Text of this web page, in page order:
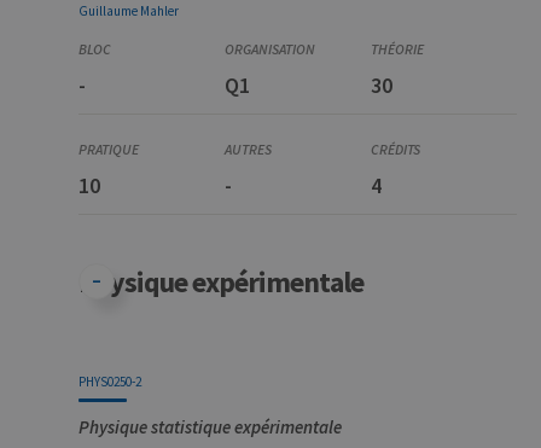
Guillaume Mahler
- Q1 30
10 - 4
Physique expérimentale
PHYS0250-2
Physique statistique expérimentale